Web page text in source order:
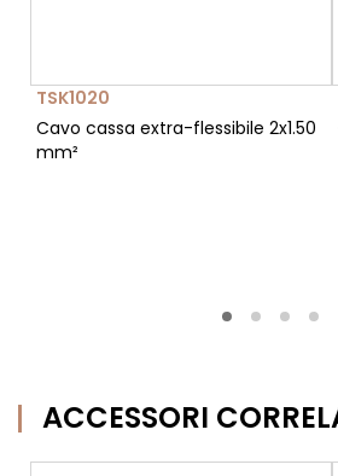
TSK1020
Cavo cassa extra-flessibile 2x1.50
mm²
ACCESSORI